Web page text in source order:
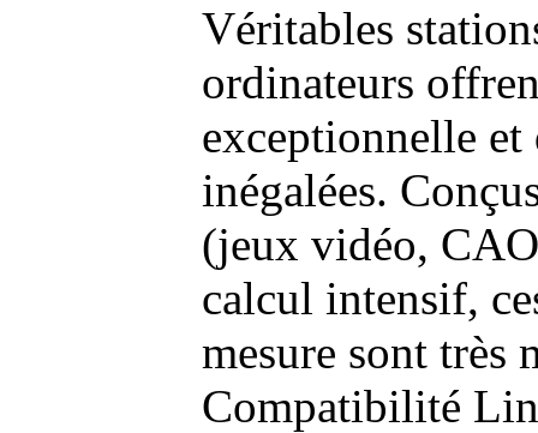
Véritables
ordinateurs
exceptionnelle et
inégalées.
(jeux vidéo,
calcul intensif,
mesure sont très
Compatibilité